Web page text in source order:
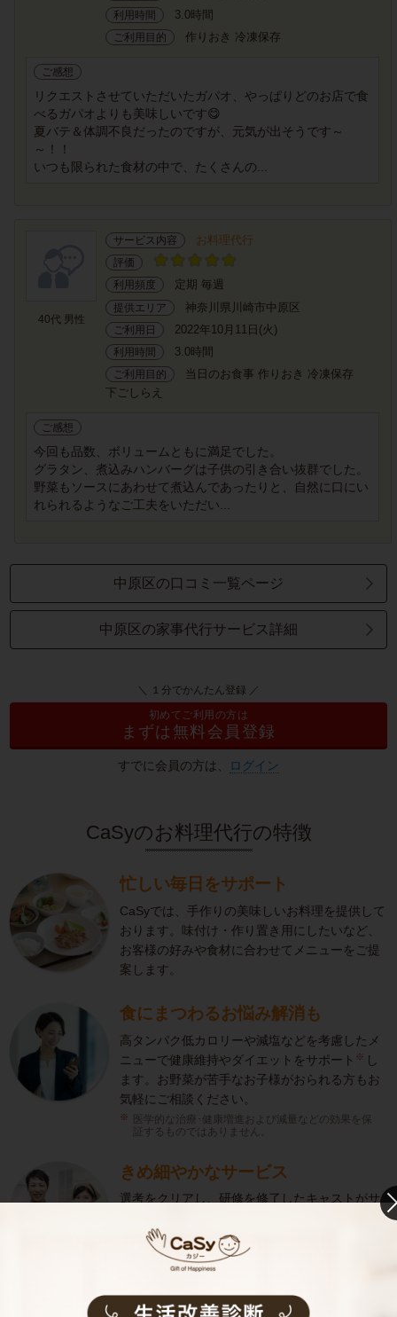
利用時間 3.0時間
ご利用目的 作りおき 冷凍保存
ご感想
リクエストさせていただいたガパオ、やっぱりどのお店で食
べるガパオよりも美味しいです😋
夏バテ＆体調不良だったのですが、元気が出そうです～
～！！
いつも限られた食材の中で、たくさんの...
40代 男性
サービス内容 お料理代行
評価
利用頻度
定期 毎週
提供エリア 神奈川県川崎市中原区
ご利用日 2022年10月11日(火)
利用時間 3.0時間
ご利用目的
当日のお食事 作りおき 冷凍保存
下ごしらえ
ご感想
今回も品数、ボリュームともに満足でした。
グラタン、煮込みハンバーグは子供の引き合い抜群でした。
野菜もソースにあわせて煮込んであったりと、自然に口にい
れられるようなご工夫をいただい...
中原区の口コミ一覧ページ
中原区の家事代行サービス詳細
＼ １分でかんたん登録 ／
初めてご利用の方は
まずは無料会員登録
すでに会員の方は、 ログイン
CaSyのお料理代行の特徴
忙しい毎日をサポート
CaSyでは、手作りの美味しいお料理を提供して
おります。味付け・作り置き用にしたいなど、
お客様の好みや食材に合わせてメニューをご提
案します。
食にまつわるお悩み解消も
高タンパク低カロリーや減塩などを考慮したメ
ニューで健康維持やダイエットをサポート ※ し
ます。お野菜が苦手なお子様がおられる方もお
気軽にご相談ください。
医学的な治療･健康増進および減量などの効果を保
証するものではありません。
きめ細やかなサービス
選考をクリアし、研修を修了したキャストがサ
やかなサービスで、健やかな生活をサポートし